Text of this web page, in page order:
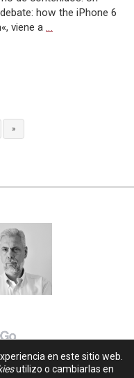
how the iPhone 6
viene a …
»
en este sitio web.
utilizo o cambiarlas en